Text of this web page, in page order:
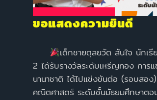
ขอแสดงความยินดี
เด็กชายตุลยวัต สันใจ นักเ
2 ได้รับรางวัลระดับเหรีญทอง การ
นานาชาติ ได้ไปแข่งขันต่อ (รอบสอง
คณิตศาสตร์ ระดับชั้นมัธยมศึกษาตอ